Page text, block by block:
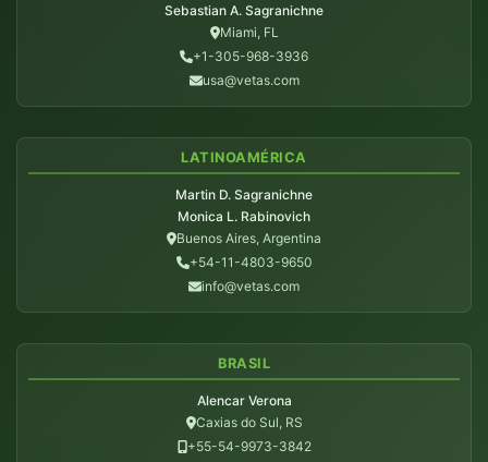
Sebastian A. Sagranichne
Miami, FL
+1-305-968-3936
usa@vetas.com
LATINOAMÉRICA
Martin D. Sagranichne
Monica L. Rabinovich
Buenos Aires, Argentina
+54-11-4803-9650
info@vetas.com
BRASIL
Alencar Verona
Caxias do Sul, RS
+55-54-9973-3842